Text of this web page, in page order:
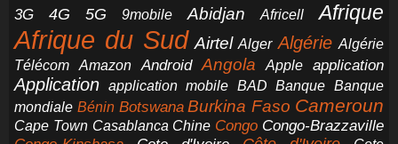
3G 4G 5G 9mobile Abidjan Africell Afrique
Afrique du Sud Airtel Alger Algérie Algérie
Télécom
Amazon Android Angola Apple application
Application application mobile BAD Banque Banque
mondiale Bénin Botswana Burkina Faso Cameroun
Cape Town Casablanca Chine Congo Congo-Brazzaville